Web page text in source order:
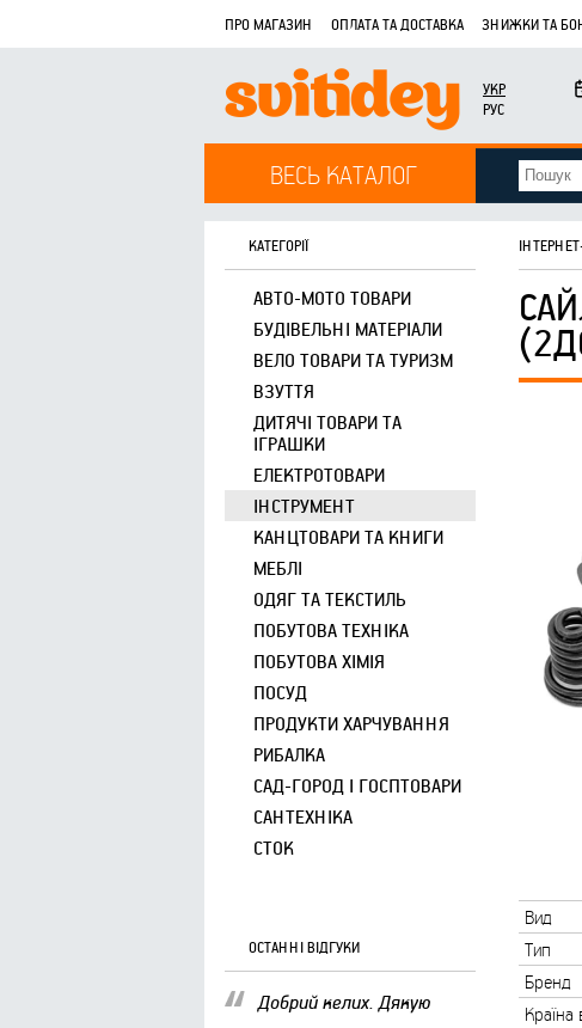
ПРО МАГАЗИН ОПЛАТА ТА ДОСТАВКА ЗНИЖКИ ТА
УКР
РУС
ВЕСЬ КАТАЛОГ
КАТЕГОРІЇ
АВТО-МОТО ТОВАРИ
БУДІВЕЛЬНІ МАТЕРІАЛИ
ВЕЛО ТОВАРИ ТА ТУРИЗМ
ВЗУТТЯ
ДИТЯЧІ ТОВАРИ ТА
ІГРАШКИ
ЕЛЕКТРОТОВАРИ
ІНСТРУМЕНТ
КАНЦТОВАРИ ТА КНИГИ
МЕБЛІ
ОДЯГ ТА ТЕКСТИЛЬ
ПОБУТОВА ТЕХНІКА
ПОБУТОВА ХІМІЯ
ПОСУД
ПРОДУКТИ ХАРЧУВАННЯ
РИБАЛКА
САД-ГОРОД І ГОСПТОВАРИ
САНТЕХНІКА
СТОК
ОСТАННІ ВІДГУКИ
Добрий келих. Дякую
Вид
Тип
Бренд